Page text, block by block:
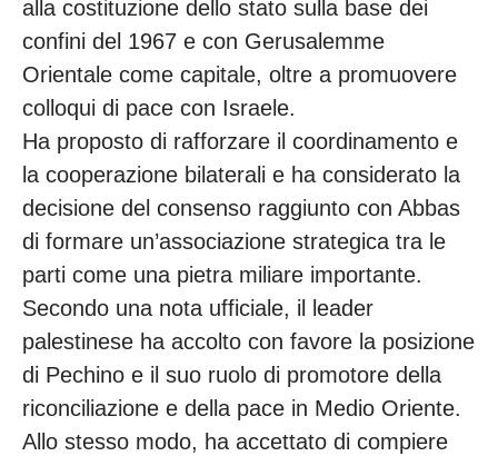
alla costituzione dello stato sulla base dei
confini del 1967 e con Gerusalemme
Orientale come capitale, oltre a promuovere
colloqui di pace con Israele.
Ha proposto di rafforzare il coordinamento e
la cooperazione bilaterali e ha considerato la
decisione del consenso raggiunto con Abbas
di formare un’associazione strategica tra le
parti come una pietra miliare importante.
Secondo una nota ufficiale, il leader
palestinese ha accolto con favore la posizione
di Pechino e il suo ruolo di promotore della
riconciliazione e della pace in Medio Oriente.
Allo stesso modo, ha accettato di compiere